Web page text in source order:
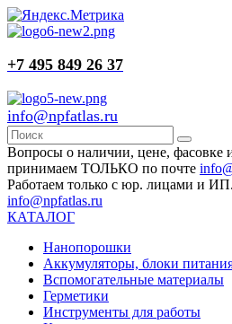
+7 495 849 26 37
info@npfatlas.ru
Вопросы о наличии, цене, фасовке
принимаем ТОЛЬКО по почте
Работаем только с юр. лицами и
info@npfatlas.ru
КАТАЛОГ
Нанопорошки
Аккумуляторы, блоки
Вспомогательные материалы
Герметики
Инструменты для работы